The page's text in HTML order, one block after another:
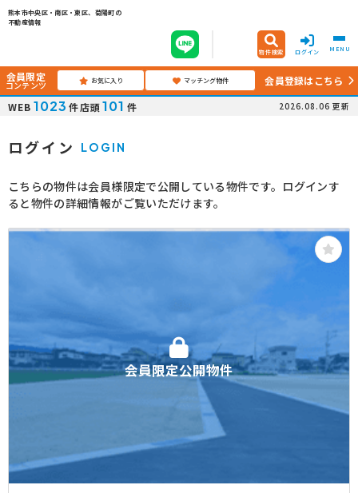
熊本市中央区・南区・東区、菊陽町の
不動産情報
物件検索 ログイン MENU
会員限定
コンテンツ お気に入り マッチング物件
会員登録はこちら
WEB 1023 件店頭101 件 2026.08.06 更新
ログイン LOGIN
こちらの物件は会員様限定で公開している物件です。ログインす
ると物件の詳細情報がご覧いただけます。
会員限定公開物件